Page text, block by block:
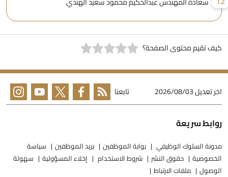
كيف تقيم محتوى الصفحة؟
اخر تعديل2026/08/03 تابعنا
روابط سريعة
مدونة السلوك الوظيفي بوابة الموظفين بريد الموظفين
سياسة
الخصوصية
حقوق النشر شروط الاستخدام إخلاء المسؤولية
سهولة
الوصول
ملفات الارتباط